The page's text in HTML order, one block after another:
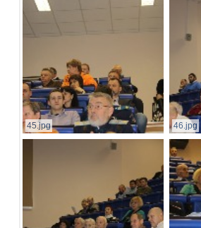
45.jpg 46.jpg